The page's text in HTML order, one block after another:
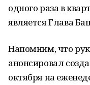
одного раза в
является Глава
Напомним, что
анонсировал
октября на